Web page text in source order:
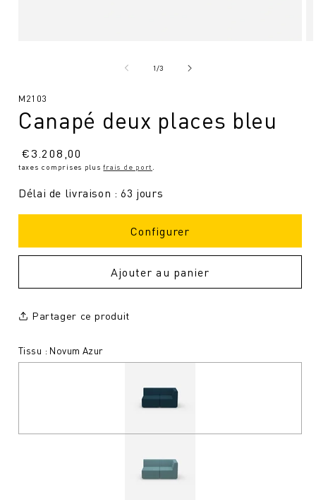
modal
1/de
3
SKU
:
M2103
Canapé deux places bleu
Prix
normal
€3.208,00
taxes comprises plusfrais de port
Délai de livraison : 63 jours
Configurer
Ajouter au panier
Partager ce produit
Tissu : Novum Azur